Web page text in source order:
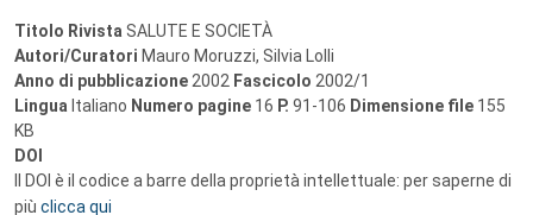
Titolo Rivista SALUTE E SOCIETÀ
Autori/Curatori Mauro Moruzzi, Silvia Lolli
Anno di pubblicazione 2002 Fascicolo 2002/1
Lingua Italiano Numero pagine 16 P. 91-106 Dimensione file 155
KB
DOI
Il DOI è il codice a barre della proprietà intellettuale: per saperne di
più clicca qui